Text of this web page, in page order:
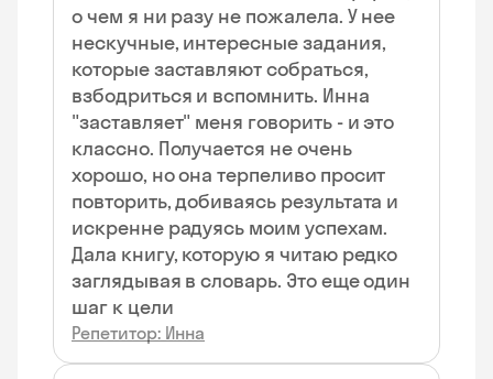
о чем я ни разу не пожалела. У нее
нескучные, интересные задания,
которые заставляют собраться,
взбодриться и вспомнить. Инна
"заставляет" меня говорить - и это
классно. Получается не очень
хорошо, но она терпеливо просит
повторить, добиваясь результата и
искренне радуясь моим успехам.
Дала книгу, которую я читаю редко
заглядывая в словарь. Это еще один
шаг к цели
Репетитор: Инна